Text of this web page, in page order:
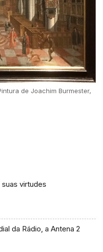
de Joachim Burmester,
virtudes
da Rádio, a Antena 2